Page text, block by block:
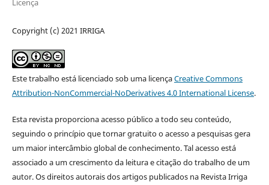
Licença
Copyright (c) 2021 IRRIGA
Este trabalho está licenciado sob uma licençaCreative Commons
Attribution-NonCommercial-NoDerivatives 4.0 International License.
Esta revista proporciona acesso público a todo seu conteúdo,
seguindo o princípio que tornar gratuito o acesso a pesquisas gera
um maior intercâmbio global de conhecimento. Tal acesso está
associado a um crescimento da leitura e citação do trabalho de um
autor. Os direitos autorais dos artigos publicados na Revista Irriga